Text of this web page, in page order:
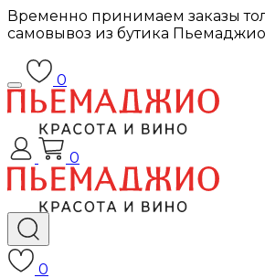
Временно принимаем заказы
самовывоз из бутика Пьемаджио
0
0
0